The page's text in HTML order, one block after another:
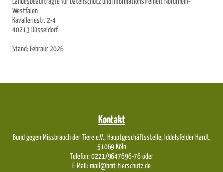
Landesbeauftragte für Datenschutz und Informationsfreiheit Nordrhein-
Westfalen
Kavalleriestr. 2-4
40213 Düsseldorf
Stand: Febraur 2026
Kontakt
Bund gegen Missbrauch der Tiere e.V., Hauptgeschäftsstelle, Iddelsfelder Hardt,
51069 Köln
Telefon: 0221/9647696-76 oder
E-Mail: mail@bmt-tierschutz.de